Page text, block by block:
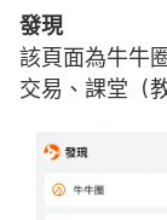
發現
該頁面為牛牛
交易、課堂（